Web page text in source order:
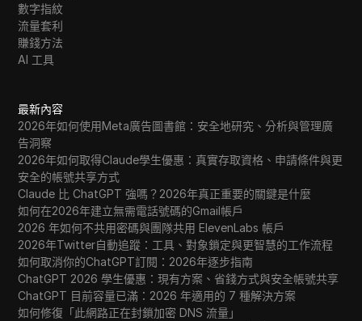
數字指紋
流量套利
賺錢方法
AI 工具
最新內容
2026年如何使用Meta廣告圖書館：安全地研究、分析與管理廣
告洞察
2026年如何取得Claude學生優惠：真實存取資格、申請條件與更
安全的帳號共享方式
Claude 比 ChatGPT 強嗎？2026年真正重要的關鍵是什麼
如何在2026年建立無需電話號碼的Gmail帳戶
2026 年如何不共用密碼與團隊共用 ElevenLabs 帳戶
2026年Twitter自動追蹤：工具、對象鎖定與更智慧的工作流程
如何取消你的ChatGPT訂閱：2026年逐步指南
ChatGPT 2026 學生優惠：現有方案、省錢方式與安全帳號共享
ChatGPT 目前容量已滿：2026 年適用的 7 種解決方案
如何修復「此網路正在封鎖加密 DNS 流量」